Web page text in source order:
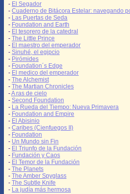
- El Segador
- Cuaderno de Bitácora Estelar: navegando
- Las Puertas de Seda
- Foundation and Earth
- El tesorero de la catedral
- The Little Prince
- El maestro del emperador
- Sinuhé, el egipcio
- Pirómides
- Foundation´s Edge
- El medico del emperador
- The Alchemist
- The Martian Chronicles
-A ras de cielo
- Second Foundation
- La Rueda del Tiempo: Nueva Primavera
- Foundation and Empire
- El Abisinio
- Caribes (Cienfuegos II)
- Foundation
- Un Mundo sin Fin
- El Triunfo de la Fundación
- Fundación y Caos
- El Temor de la Fundación
- The Planets
- The Amber Spyglass
- The Subtle Knife
- La judía más hermosa